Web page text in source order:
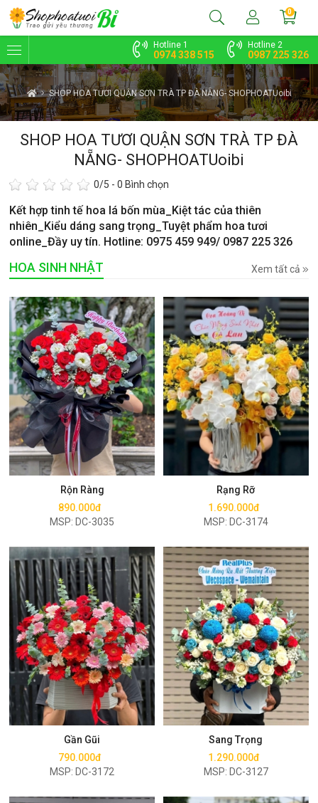
Hotline 1
0974 338 515
Hotline 2
0987 225 326
0
SHOP HOA TƯƠI QUẬN SƠN TRÀ TP ĐÀ NẴNG- SHOPHOATUoibi
SHOP HOA TƯƠI QUẬN SƠN TRÀ TP ĐÀ
NẴNG- SHOPHOATUoibi
0/5 -0 Bình chọn
Kết hợp tinh tế hoa lá bốn mùa_Kiệt tác của thiên
nhiên_Kiểu dáng sang trọng_Tuyệt phẩm hoa tươi
online_Đầy uy tín. Hotline: 0975 459 949/ 0987 225 326
HOA SINH NHẬT Xem tất cả
Rộn Ràng
890.000đ
MSP: DC-3035
Mua ngay
Rạng Rỡ
1.690.000đ
MSP: DC-3174
Mua ngay
Gần Gũi
790.000đ
MSP: DC-3172
Mua ngay
Sang Trọng
1.290.000đ
MSP: DC-3127
Mua ngay